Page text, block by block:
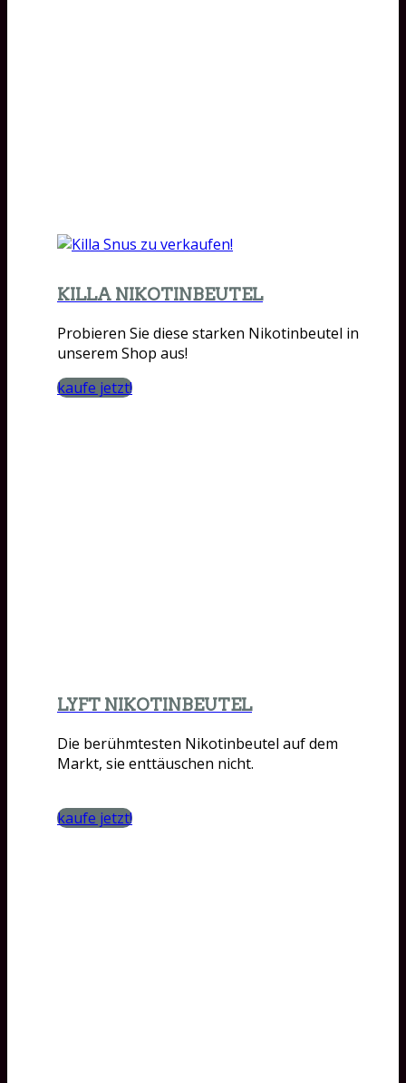
KILLA NIKOTINBEUTEL
Probieren Sie diese starken Nikotinbeutel in
unserem Shop aus!
kaufe jetzt!
LYFT NIKOTINBEUTEL
Die berühmtesten Nikotinbeutel auf dem
Markt, sie enttäuschen nicht.
kaufe jetzt!